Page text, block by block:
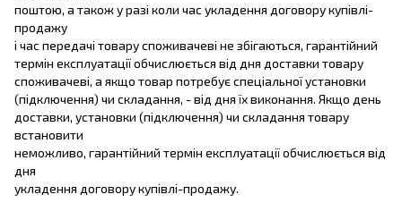
поштою, а також у разі коли час укладення договору купівлі-
продажу
і час передачі товару споживачеві не збігаються, гарантійний
термін експлуатації обчислюється від дня доставки товару
споживачеві, а якщо товар потребує спеціальної установки
(підключення) чи складання, - від дня їх виконання. Якщо день
доставки, установки (підключення) чи складання товару
встановити
неможливо, гарантійний термін експлуатації обчислюється від
дня
укладення договору купівлі-продажу.